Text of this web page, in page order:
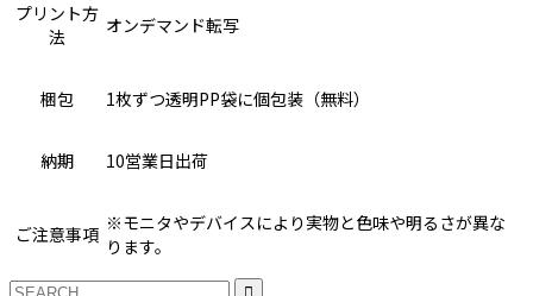
プリント方
法
オンデマンド転写
梱包 1枚ずつ透明PP袋に個包装（無料）
納期 10営業日出荷
ご注意事項 ※モニタやデバイスにより実物と色味や明るさが異な
ります。